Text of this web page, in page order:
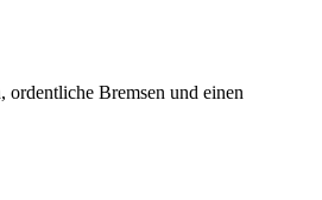
Bremsen und einen